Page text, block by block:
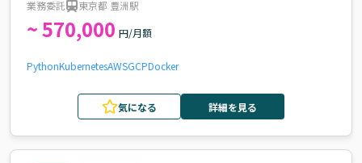
業務委託 東京都 豊洲駅
~ 570,000 円/月額
PythonKubernetesAWSGCPDocker
気になる 詳細を見る